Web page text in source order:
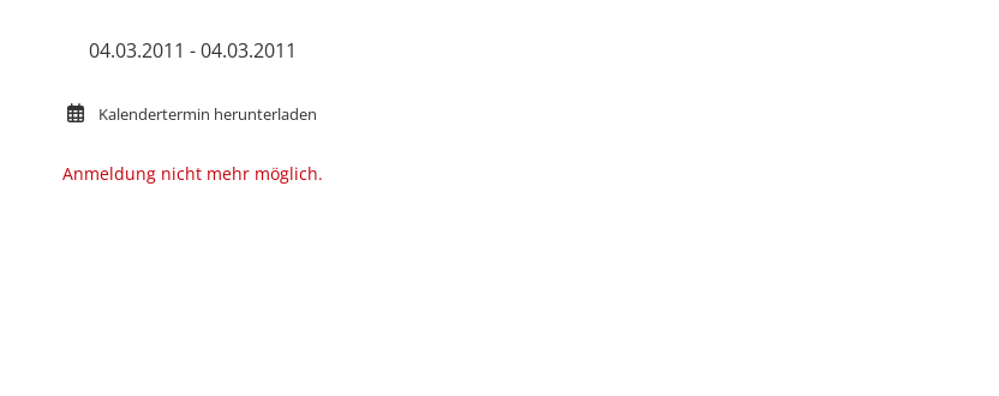
04.03.2011 - 04.03.2011
Kalendertermin herunterladen
Anmeldung nicht mehr möglich.